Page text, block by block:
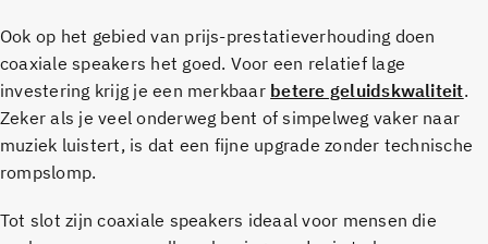
Ook op het gebied van prijs-prestatieverhouding doen
coaxiale speakers het goed. Voor een relatief lage
investering krijg je een merkbaar betere geluidskwaliteit.
Zeker als je veel onderweg bent of simpelweg vaker naar
muziek luistert, is dat een fijne upgrade zonder technische
rompslomp.
Tot slot zijn coaxiale speakers ideaal voor mensen die